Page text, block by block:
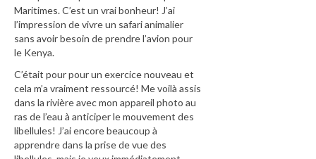
Maritimes. C’est un vrai bonheur! J’ai
l’impression de vivre un safari animalier
sans avoir besoin de prendre l’avion pour
le Kenya.
C’était pour pour un exercice nouveau et
cela m’a vraiment ressourcé! Me voilà assis
dans la rivière avec mon appareil photo au
ras de l’eau à anticiper le mouvement des
libellules! J’ai encore beaucoup à
apprendre dans la prise de vue des